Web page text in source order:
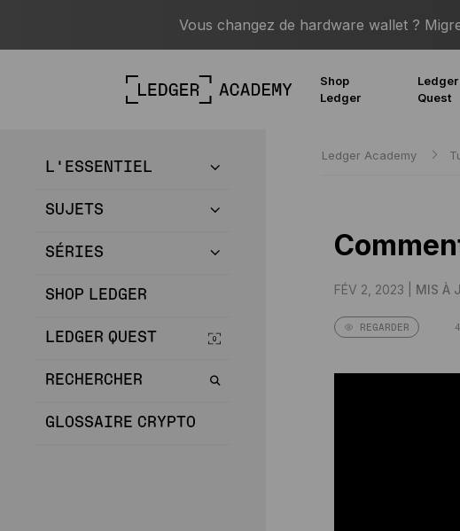
Vous changez de hardware wallet ?
Shop
Ledger
Ledger
Quest
L’ESSENTIEL
SUJETS
SÉRIES
SHOP LEDGER
LEDGER QUEST
RECHERCHER
GLOSSAIRE CRYPTO
Ledger Academy
FÉV 2, 2023 | MIS À
REGARDER